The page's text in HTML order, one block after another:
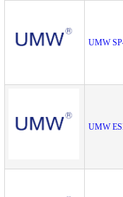
UMW
UMW